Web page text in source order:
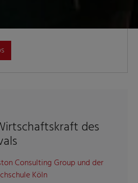
des
Consulting Group und der
Köln